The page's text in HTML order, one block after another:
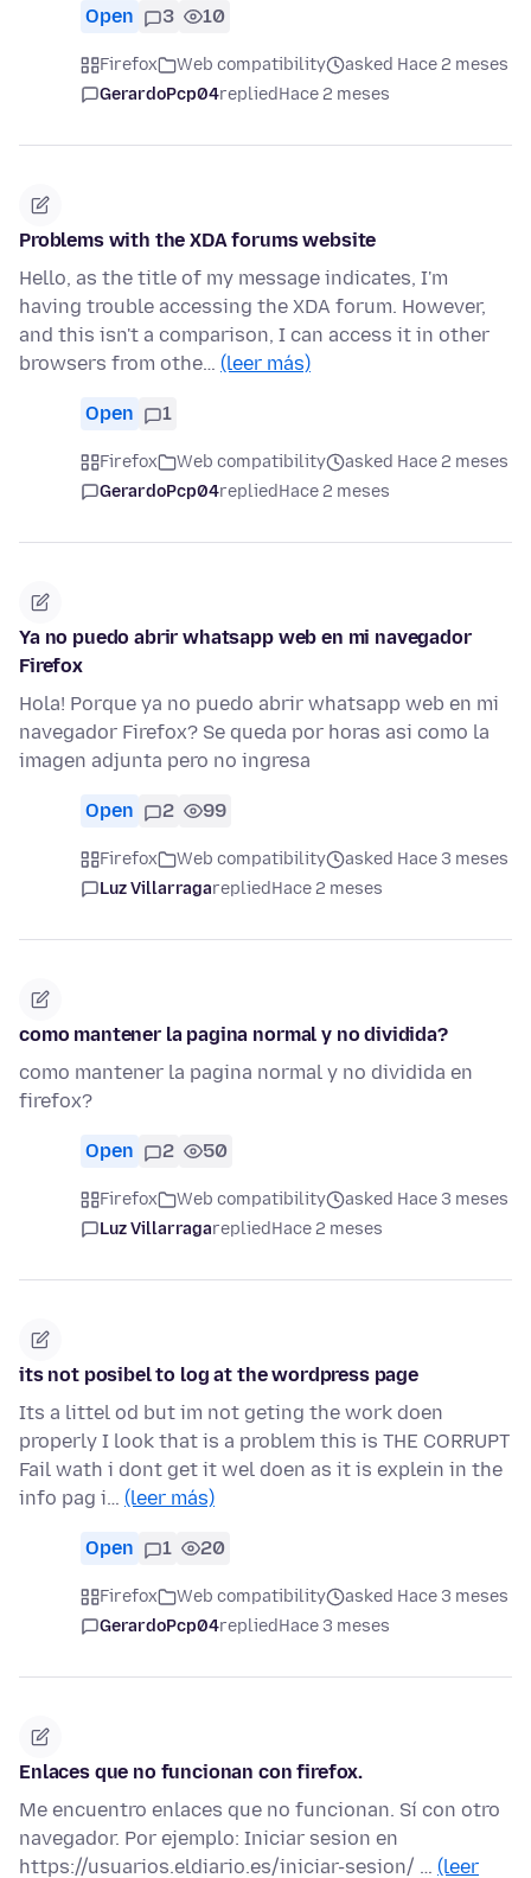
Open 3 10
Firefox Web compatibility
asked Hace 2 meses
GerardoPcp04repliedHace 2 meses
Problems with the XDA forums website
Hello, as the title of my message indicates, I'm
having trouble accessing the XDA forum. However,
and this isn't a comparison, I can access it in other
browsers from othe… (leer más)
Open 1
Firefox Web compatibility
asked Hace 2 meses
GerardoPcp04repliedHace 2 meses
Ya no puedo abrir whatsapp web en mi navegador
Firefox
Hola! Porque ya no puedo abrir whatsapp web en mi
navegador Firefox? Se queda por horas asi como la
imagen adjunta pero no ingresa
Open 2 99
Firefox Web compatibility
asked Hace 3 meses
Luz VillarragarepliedHace 2 meses
como mantener la pagina normal y no dividida?
como mantener la pagina normal y no dividida en
firefox?
Open 2 50
Firefox Web compatibility
asked Hace 3 meses
Luz VillarragarepliedHace 2 meses
its not posibel to log at the wordpress page
Its a littel od but im not geting the work doen
properly I look that is a problem this is THE CORRUPT
Fail wath i dont get it wel doen as it is explein in the
info pag i… (leer más)
Open 1 20
Firefox Web compatibility
asked Hace 3 meses
GerardoPcp04repliedHace 3 meses
Enlaces que no funcionan con firefox.
Me encuentro enlaces que no funcionan. Sí con otro
navegador. Por ejemplo: Iniciar sesion en
https://usuarios.eldiario.es/iniciar-sesion/ … (leer